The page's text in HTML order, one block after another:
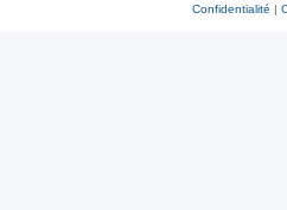
Confidentialité |